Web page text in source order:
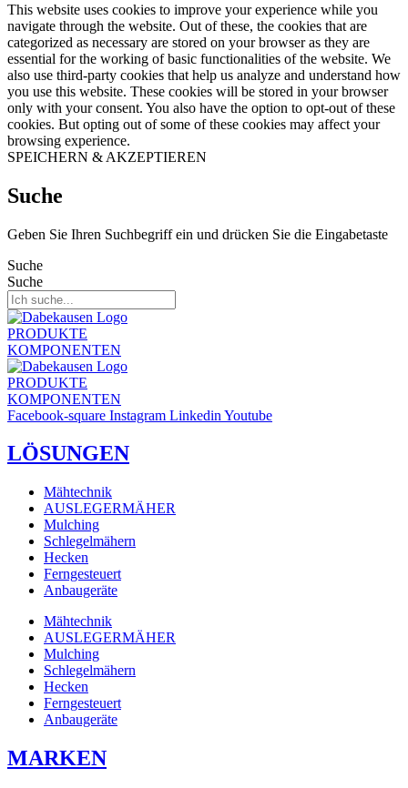
This website uses cookies to improve your experience while you
navigate through the website. Out of these, the cookies that are
categorized as necessary are stored on your browser as they are
essential for the working of basic functionalities of the website. We
also use third-party cookies that help us analyze and understand how
you use this website. These cookies will be stored in your browser
only with your consent. You also have the option to opt-out of these
cookies. But opting out of some of these cookies may affect your
browsing experience.
SPEICHERN & AKZEPTIEREN
Suche
Geben Sie Ihren Suchbegriff ein und drücken Sie die Eingabetaste
Suche
Suche
PRODUKTE
KOMPONENTEN
PRODUKTE
KOMPONENTEN
Facebook-square Instagram Linkedin Youtube
LÖSUNGEN
Mähtechnik
AUSLEGERMÄHER
Mulching
Schlegelmähern
Hecken
Ferngesteuert
Anbaugeräte
Mähtechnik
AUSLEGERMÄHER
Mulching
Schlegelmähern
Hecken
Ferngesteuert
Anbaugeräte
MARKEN